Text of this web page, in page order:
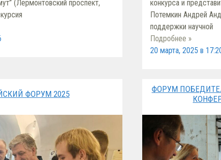
(Лермонтовский проспект,
конкурса и
Потемкин Андрей
поддержки научной
Подробнее »
20 марта, 2025 в
ФОРУМ 2025
ФОРУМ